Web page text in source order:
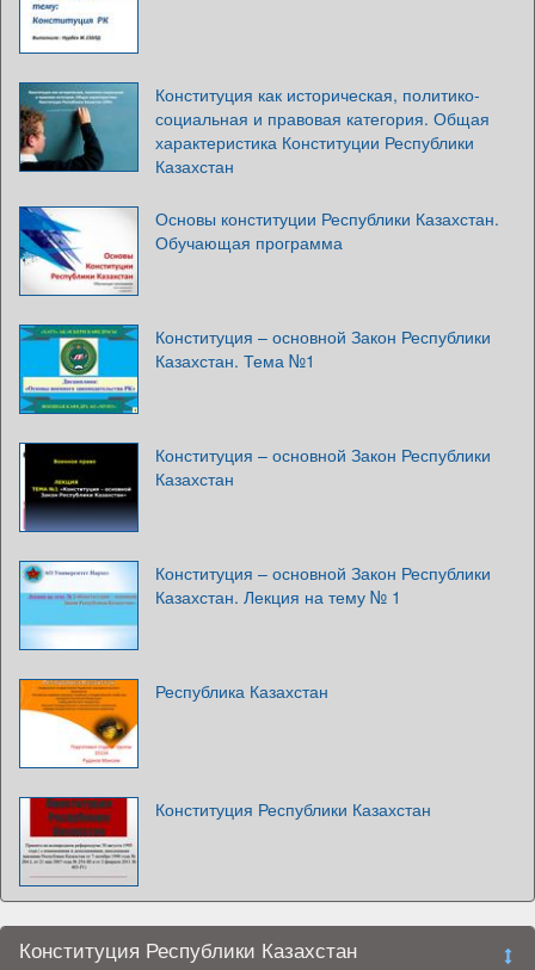
Конституция как историческая, политико-
социальная и правовая категория. Общая
характеристика Конституции Республики
Казахстан
Основы конституции Республики Казахстан.
Обучающая программа
Конституция – основной Закон Республики
Казахстан. Тема №1
Конституция – основной Закон Республики
Казахстан
Конституция – основной Закон Республики
Казахстан. Лекция на тему № 1
Республика Казахстан
Конституция Республики Казахстан
Конституция Республики Казахстан